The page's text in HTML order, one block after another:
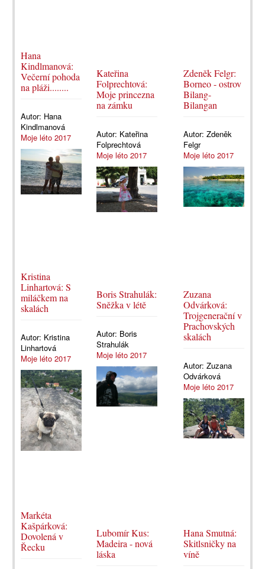
Hana
Kindlmanová:
Večerní pohoda
na pláži........
Autor: Hana
Kindlmanová
Moje léto 2017
Kateřina
Folprechtová:
Moje princezna
na zámku
Autor: Kateřina
Folprechtová
Moje léto 2017
Zdeněk Felgr:
Borneo - ostrov
Bilang-
Bilangan
Autor:Zdeněk
Felgr
Moje léto 2017
Kristina
Linhartová: S
miláčkem na
skalách
Autor: Kristina
Linhartová
Moje léto 2017
Boris Strahulák:
Sněžka v létě
Autor: Boris
Strahulák
Moje léto 2017
Zuzana
Odvárková:
Trojgenerační v
Prachovských
skalách
Autor:Zuzana
Odvárková
Moje léto 2017
Markéta
Kašpárková:
Dovolená v
Řecku
Lubomír Kus:
Madeira - nová
láska
Hana Smutná:
Skitlsničky na
víně